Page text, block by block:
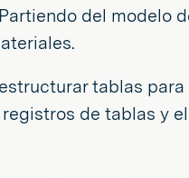
del modelo
tablas
de tablas y